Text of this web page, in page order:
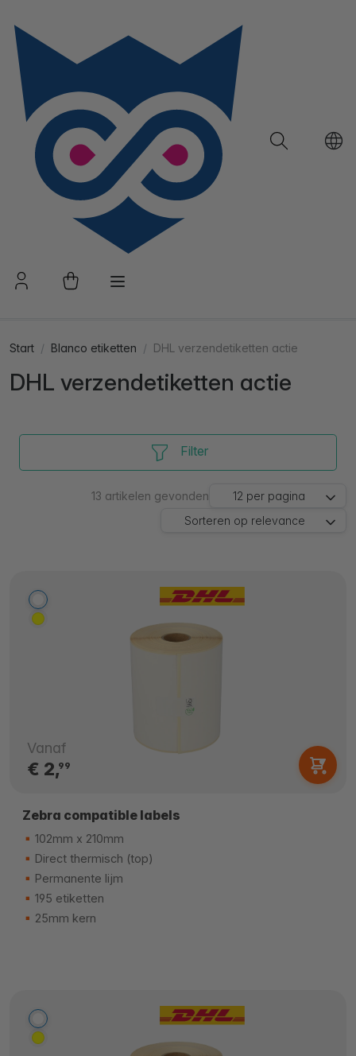
Start Blanco etiketten DHL verzendetiketten actie
DHL verzendetiketten actie
Filter
13 artikelen gevonden 12 per pagina
Sorteren op relevance
Vanaf
€ 2,99
Zebra compatible labels
102mm x 210mm
Direct thermisch (top)
Permanente lijm
195 etiketten
25mm kern